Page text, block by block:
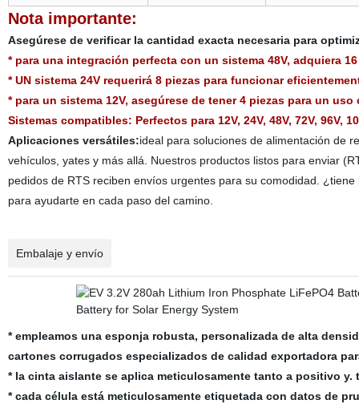
Nota importante:
Asegúrese de verificar la cantidad exacta necesaria para
* para una integración perfecta con un sistema 48V, adquiera
* UN sistema 24V requerirá 8 piezas para funcionar
* para un sistema 12V, asegúrese de tener 4 piezas para un uso
Sistemas compatibles: Perfectos para 12V, 24V, 48V, 72V, 96V,
Aplicaciones versátiles:ideal para soluciones de alimentación de
vehículos, yates y más allá. Nuestros productos listos para enviar
pedidos de RTS reciben envíos urgentes para su comodidad.
para ayudarte en cada paso del camino.
Embalaje y envío
* empleamos una esponja robusta, personalizada de alta
cartones corrugados especializados de calidad exportadora
* la cinta aislante se aplica meticulosamente tanto a positivo
* cada célula está meticulosamente etiquetada con datos de